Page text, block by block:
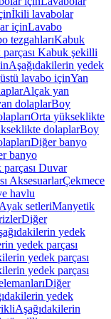
İkili lavabolar
içinLavabo
tezgahlarıKabuk
Kabuk şekilli
Aşağıdakilerin yedek
lavabo içinYan
Alçak yan
dolaplarBoy
Orta yükseklikte
dolaplarBoy
Diğer banyo
banyo
Duvar
AksesuarlarÇekmece
havlu
Ayak setleriManyetik
Diğer
yedek
yedek parçası
yedek parçası
yedek parçası
Diğer
yedek
Aşağıdakilerin